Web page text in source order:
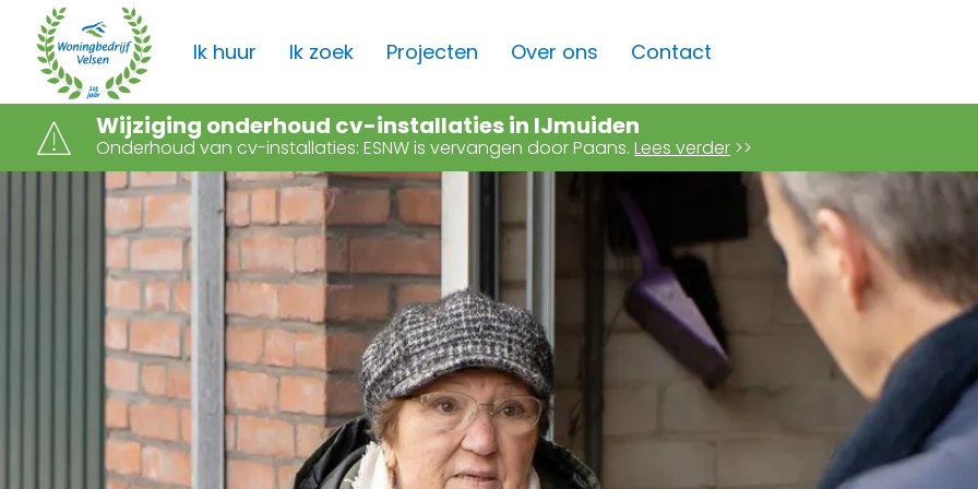
Naar hoofdinhoud
Naar hoofdnavigatiemenu
Naar zoeken
Naar de homepage
Ik huur Ik zoek Projecten Over ons Contact
Wijziging onderhoud cv-installaties in IJmuiden
Onderhoud van cv-installaties: ESNW is vervangen door Paans. Lees verder >>